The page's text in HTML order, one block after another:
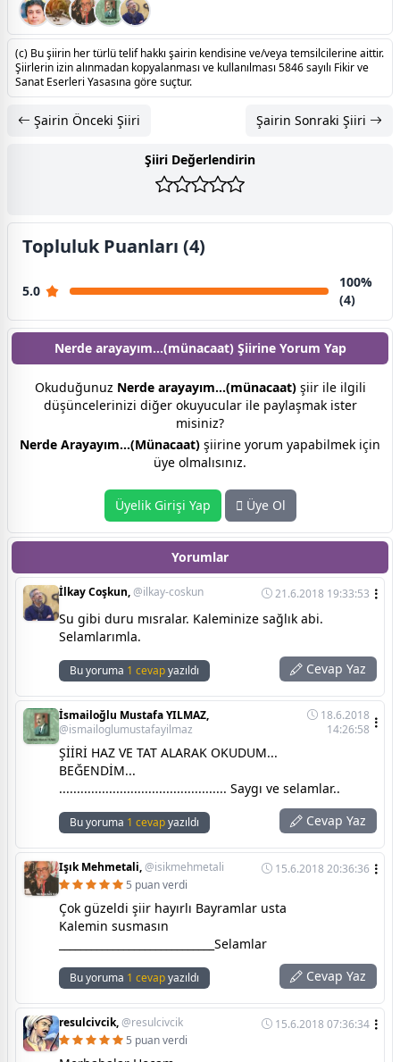
(c) Bu şiirin her türlü telif hakkı şairin kendisine ve/veya temsilcilerine aittir.
Şiirlerin izin alınmadan kopyalanması ve kullanılması 5846 sayılı Fikir ve
Sanat Eserleri Yasasına göre suçtur.
Şairin Önceki Şiiri Şairin Sonraki Şiiri
Şiiri Değerlendirin
Topluluk Puanları (4)
5.0
100%
(4)
Nerde arayayım...(münacaat) Şiirine Yorum Yap
Okuduğunuz Nerde arayayım...(münacaat)şiir ile ilgili
düşüncelerinizi diğer okuyucular ile paylaşmak ister
misiniz?
Nerde Arayayım...(Münacaat) şiirine yorum yapabilmek için
üye olmalısınız.
Üyelik Girişi Yap Üye Ol
Yorumlar
İlkay Coşkun,@ilkay-coskun 21.6.2018 19:33:53
Su gibi duru mısralar. Kaleminize sağlık abi.
Selamlarımla.
Bu yoruma 1 cevapyazıldı Cevap Yaz
İsmailoğlu Mustafa YILMAZ,
@ismailoglumustafayilmaz
18.6.2018
14:26:58
ŞİİRİ HAZ VE TAT ALARAK OKUDUM...
BEĞENDİM...
............................................... Saygı ve selamlar..
Bu yoruma 1 cevapyazıldı Cevap Yaz
Işık Mehmetali,@isikmehmetali
15.6.2018 20:36:36
5 puan verdi
Çok güzeldi şiir hayırlı Bayramlar usta
Kalemin susmasın
_____________________________Selamlar
Bu yoruma 1 cevapyazıldı Cevap Yaz
resulcivcik,@resulcivcik
15.6.2018 07:36:34
5 puan verdi